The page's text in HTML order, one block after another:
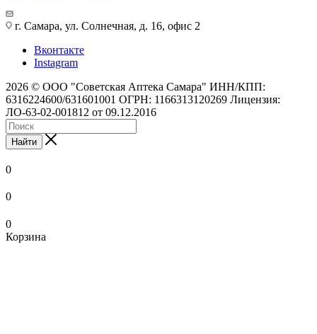
г. Самара, ул. Солнечная, д. 16, офис 2
Вконтакте
Instagram
2026 © ООО "Советская Аптека Самара" ИНН/КПП:
6316224600/631601001 ОГРН: 1166313120269 Лицензия:
ЛО-63-02-001812 от 09.12.2016
Найти
0
0
0
Корзина